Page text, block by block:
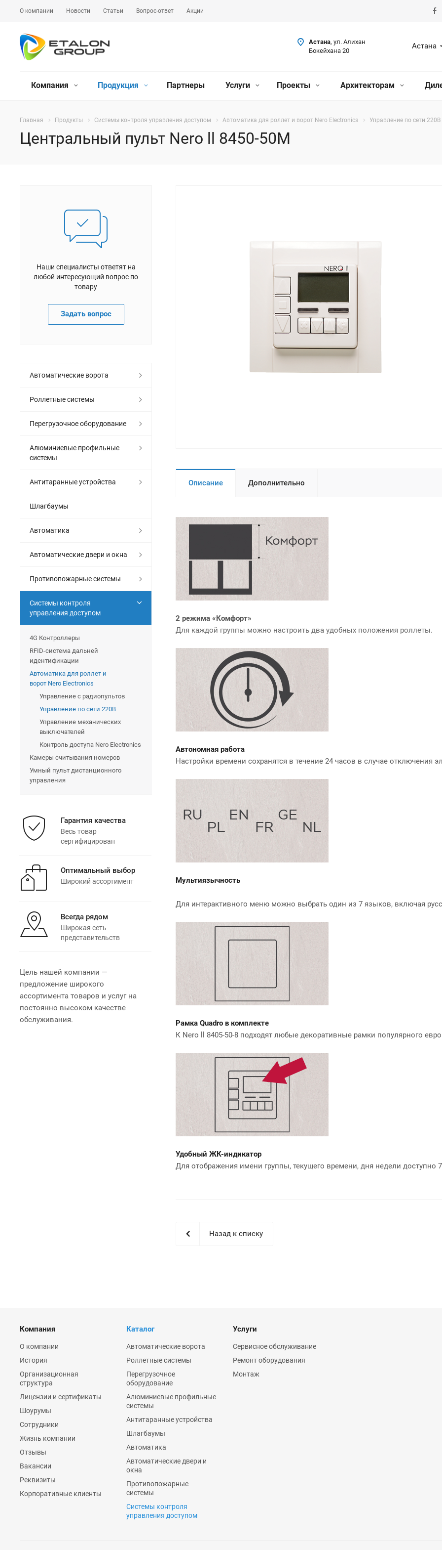
О компании Новости Статьи Вопрос-ответ Акции
Астана
Астана, ул. Алихан
Бокейхана 20
Компания Продукция Партнеры Услуги Проекты Архитекторам
Главная Продукты Системы контроля управления доступом Автоматика для роллет и ворот Nero Electronics Управление по сети 220В
Центральный пульт Nero ll 8450-50M
Описание Дополнительно
2 режима «Комфорт»
Для каждой группы можно настроить два удобных положения роллеты.
Автономная работа
Настройки времени сохранятся в течение 24 часов в случае отключения
Мультиязычность
Для интерактивного меню можно выбрать один из 7 языков, включая
Рамка Quadro в комплекте
К Nero ll 8405-50-8 подходят любые декоративные рамки популярного
Удобный ЖК-индикатор
Для отображения имени группы, текущего времени, дня недели доступно
Назад к списку
Наши специалисты ответят на
любой интересующий вопрос по
товару
Задать вопрос
Автоматические ворота
Роллетные системы
Перегрузочное оборудование
Алюминиевые профильные
системы
Антитаранные устройства
Шлагбаумы
Автоматика
Автоматические двери и окна
Противопожарные системы
Системы контроля
управления доступом
4G Контроллеры
RFID-система дальней
идентификации
Автоматика для роллет и
ворот Nero Electronics
Управление с радиопультов
Управление по сети 220В
Управление механических
выключателей
Контроль доступа Nero Electronics
Камеры считывания номеров
Умный пульт дистанционного
управления
Гарантия качества
Весь товар
сертифицирован
Оптимальный выбор
Широкий ассортимент
Всегда рядом
Широкая сеть
представительств
Цель нашей компании —
предложение широкого
ассортимента товаров и услуг на
постоянно высоком качестве
обслуживания.
Компания
О компании
История
Организационная
структура
Лицензии и сертификаты
Шоурумы
Сотрудники
Жизнь компании
Отзывы
Вакансии
Реквизиты
Корпоративные клиенты
Каталог
Автоматические ворота
Роллетные системы
Перегрузочное
оборудование
Алюминиевые профильные
системы
Антитаранные устройства
Шлагбаумы
Автоматика
Автоматические двери и
окна
Противопожарные
системы
Системы контроля
управления доступом
Услуги
Сервисное обслуживание
Ремонт оборудования
Монтаж